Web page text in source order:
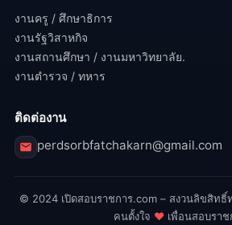
งานครู / ศึกษาธิการ
งานรัฐวิสาหกิจ
งานสถานศึกษา / งานมหาวิทยาลัย.
งานตำรวจ / ทหาร
ติดต่องาน
perdsorbfatchakarn@gmail.com
© 2024 เปิดสอบราชการ.com – สงวนลิขสิทธิ์
คนตั้งใจ ♥ เพื่อนสอบราช